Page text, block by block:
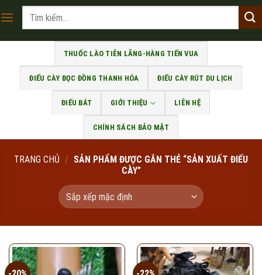
to
Tìm
THUỐC LÀO TIÊN LÃNG-HÀNG TIẾN VUA
ĐIẾU CÀY BỌC ĐỒNG THANH HÓA ĐIẾU CÀY RÚT DU LỊCH
ĐIẾU BÁT GIỚI THIỆU LIÊN HỆ
CHÍNH SÁCH BẢO MẬT
TRANG CHỦ / SẢN PHẨM ĐƯỢC GẮN THẺ “SẢN XUẤT ĐIẾU
CÀY”